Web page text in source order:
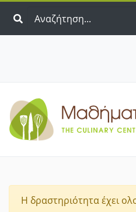
Η δραστηριότητα έχει